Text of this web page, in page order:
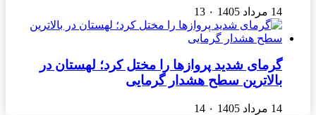
14 مرداد 1405 ۰ 13
گرمای شدید پروازها را مختل کرد؛ لهستان در
بالاترین سطح هشدار گرمایی
14 مرداد 1405 ۰ 14